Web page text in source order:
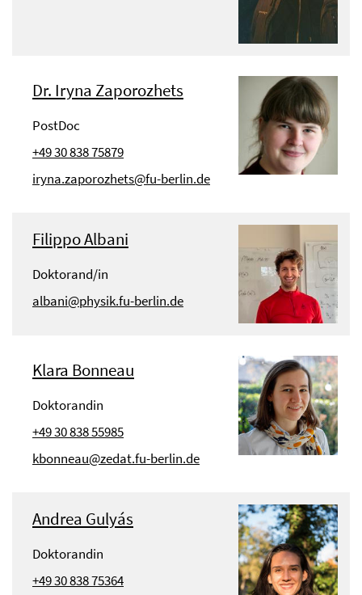
Dr. Iryna Zaporozhets
PostDoc
+49 30 838 75879
iryna.zaporozhets@fu-berlin.de
Filippo Albani
Doktorand/in
albani@physik.fu-berlin.de
Klara Bonneau
Doktorandin
+49 30 838 55985
kbonneau@zedat.fu-berlin.de
Andrea Gulyás
Doktorandin
+49 30 838 75364